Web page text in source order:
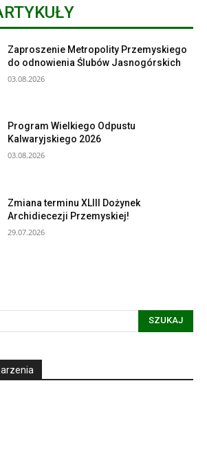
Zaproszenie Metropolity Przemyskiego
do odnowienia Ślubów Jasnogórskich
03.08.2026
Program Wielkiego Odpustu
Kalwaryjskiego 2026
03.08.2026
Zmiana terminu XLIII Dożynek
Archidiecezji Przemyskiej!
29.07.2026
SZUKAJ